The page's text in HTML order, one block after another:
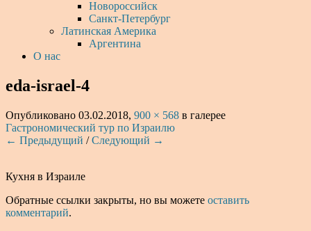
Новороссийск
Санкт-Петербург
Латинская Америка
Аргентина
О нас
eda-israel-4
Опубликовано 03.02.2018, 900 × 568 в галерее
Гастрономический тур по Израилю
← Предыдущий /Следующий →
Кухня в Израиле
Обратные ссылки закрыты, но вы можете оставить
комментарий.